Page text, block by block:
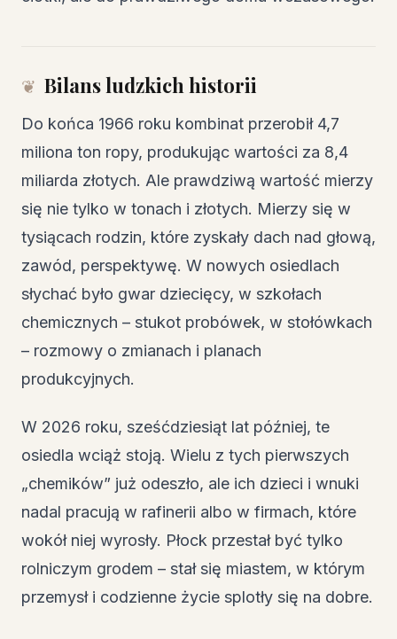
Bilans ludzkich historii
Do końca 1966 roku kombinat przerobił 4,7
miliona ton ropy, produkując wartości za 8,4
miliarda złotych. Ale prawdziwą wartość mierzy
się nie tylko w tonach i złotych. Mierzy się w
tysiącach rodzin, które zyskały dach nad głową,
zawód, perspektywę. W nowych osiedlach
słychać było gwar dziecięcy, w szkołach
chemicznych – stukot probówek, w stołówkach
– rozmowy o zmianach i planach
produkcyjnych.
W 2026 roku, sześćdziesiąt lat później, te
osiedla wciąż stoją. Wielu z tych pierwszych
„chemików” już odeszło, ale ich dzieci i wnuki
nadal pracują w rafinerii albo w firmach, które
wokół niej wyrosły. Płock przestał być tylko
rolniczym grodem – stał się miastem, w którym
przemysł i codzienne życie splotły się na dobre.